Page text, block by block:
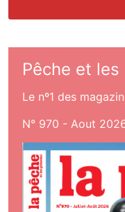
Pêche et les
Le nº1 des
N° 970 - Aout